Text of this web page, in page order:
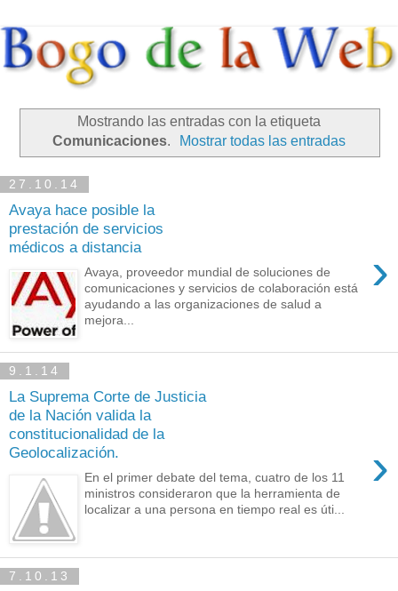
Mostrando las entradas con la etiqueta
Comunicaciones. Mostrar todas las entradas
27.10.14
Avaya hace posible la
prestación de servicios
médicos a distancia
›
Avaya, proveedor mundial de soluciones de
comunicaciones y servicios de colaboración está
ayudando a las organizaciones de salud a
mejora...
9.1.14
La Suprema Corte de Justicia
de la Nación valida la
constitucionalidad de la
Geolocalización.
›
En el primer debate del tema, cuatro de los 11
ministros consideraron que la herramienta de
localizar a una persona en tiempo real es úti...
7.10.13